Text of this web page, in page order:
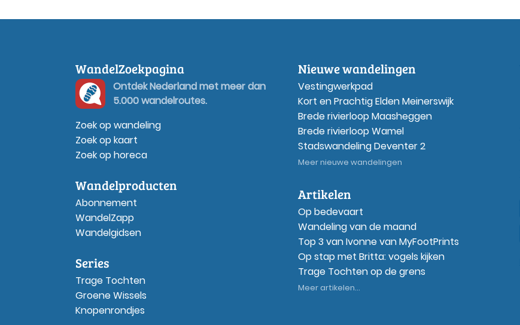
WandelZoekpagina
Ontdek Nederland met meer dan
5.000 wandelroutes.
Zoek op wandeling
Zoek op kaart
Zoek op horeca
Wandelproducten
Abonnement
WandelZapp
Wandelgidsen
Series
Trage Tochten
Groene Wissels
Knopenrondjes
Nieuwe wandelingen
Vestingwerkpad
Kort en Prachtig Elden Meinerswijk
Brede rivierloop Maasheggen
Brede rivierloop Wamel
Stadswandeling Deventer 2
Meer nieuwe wandelingen
Artikelen
Op bedevaart
Wandeling van de maand
Top 3 van Ivonne van MyFootPrints
Op stap met Britta: vogels kijken
Trage Tochten op de grens
Meer artikelen...